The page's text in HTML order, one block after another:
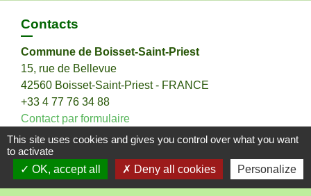
Contacts
Commune de Boisset-Saint-Priest
15, rue de Bellevue
42560 Boisset-Saint-Priest - FRANCE
+33 4 77 76 34 88
Contact par formulaire
This site uses cookies and gives you control over what you want
to activate
OK, accept all
Deny all cookies Personalize